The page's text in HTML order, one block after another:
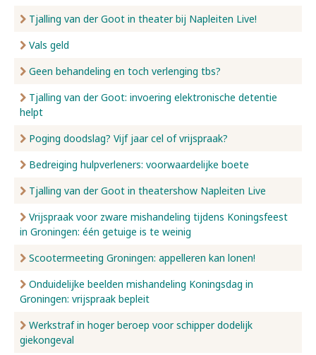
Tjalling van der Goot in theater bij Napleiten Live!
Vals geld
Geen behandeling en toch verlenging tbs?
Tjalling van der Goot: invoering elektronische detentie
helpt
Poging doodslag? Vijf jaar cel of vrijspraak?
Bedreiging hulpverleners: voorwaardelijke boete
Tjalling van der Goot in theatershow Napleiten Live
Vrijspraak voor zware mishandeling tijdens Koningsfeest
in Groningen: één getuige is te weinig
Scootermeeting Groningen: appelleren kan lonen!
Onduidelijke beelden mishandeling Koningsdag in
Groningen: vrijspraak bepleit
Werkstraf in hoger beroep voor schipper dodelijk
giekongeval